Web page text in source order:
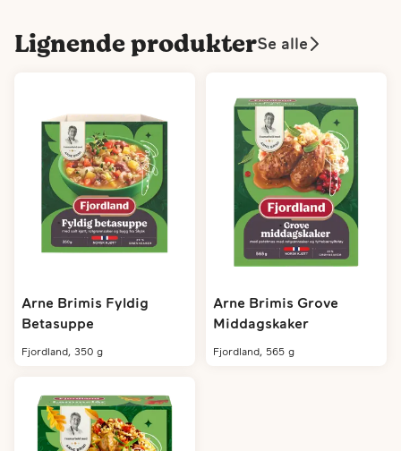
Lignende produkterSe alle
Arne Brimis Fyldig
Betasuppe
fjordland, 350 g
Arne Brimis Grove
Middagskaker
fjordland, 565 g